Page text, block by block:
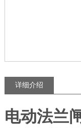
详细介绍
电动法兰